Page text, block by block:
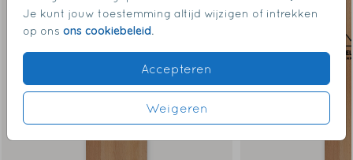
Je kunt jouw toestemming altijd wijzigen of intrekken
op ons ons cookiebeleid.
Accepteren
Weigeren